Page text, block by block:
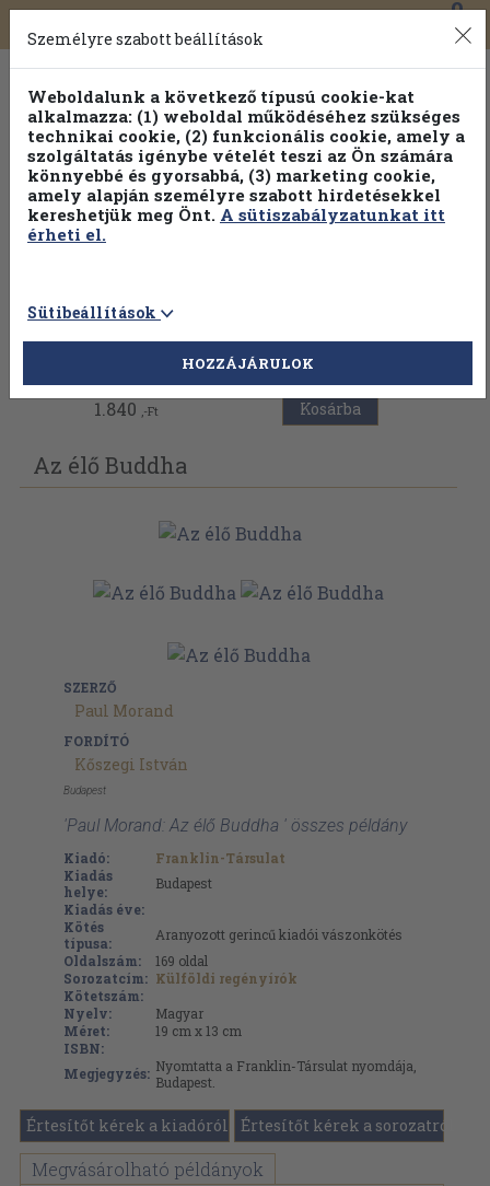
Toggle
navigation
0
Vissza az előző oldalra
1.840 ,-Ft Kosárba
Az élő Buddha
SZERZŐ
Paul Morand
FORDÍTÓ
Kőszegi István
Budapest
'Paul Morand: Az élő Buddha ' összes példány
Kiadó:
Franklin-Társulat
Kiadás
helye:
Budapest
Kiadás éve:
Kötés
típusa:
Aranyozott gerincű kiadói vászonkötés
Oldalszám:
169 oldal
Sorozatcím: Külföldi regényírók
Kötetszám:
Nyelv:
Magyar
Méret:
19 cm x 13 cm
ISBN:
Megjegyzés: Nyomtatta a Franklin-Társulat nyomdája,
Budapest.
Értesítőt kérek a kiadóról Értesítőt kérek a sorozatról
Megvásárolható példányok
Személyre szabott beállítások
Weboldalunk a következő típusú cookie-kat
alkalmazza: (1) weboldal működéséhez szükséges
technikai cookie, (2) funkcionális cookie, amely a
szolgáltatás igénybe vételét teszi az Ön számára
könnyebbé és gyorsabbá, (3) marketing cookie,
amely alapján személyre szabott hirdetésekkel
kereshetjük meg Önt. A sütiszabályzatunkat itt
érheti el.
Sütibeállítások
HOZZÁJÁRULOK